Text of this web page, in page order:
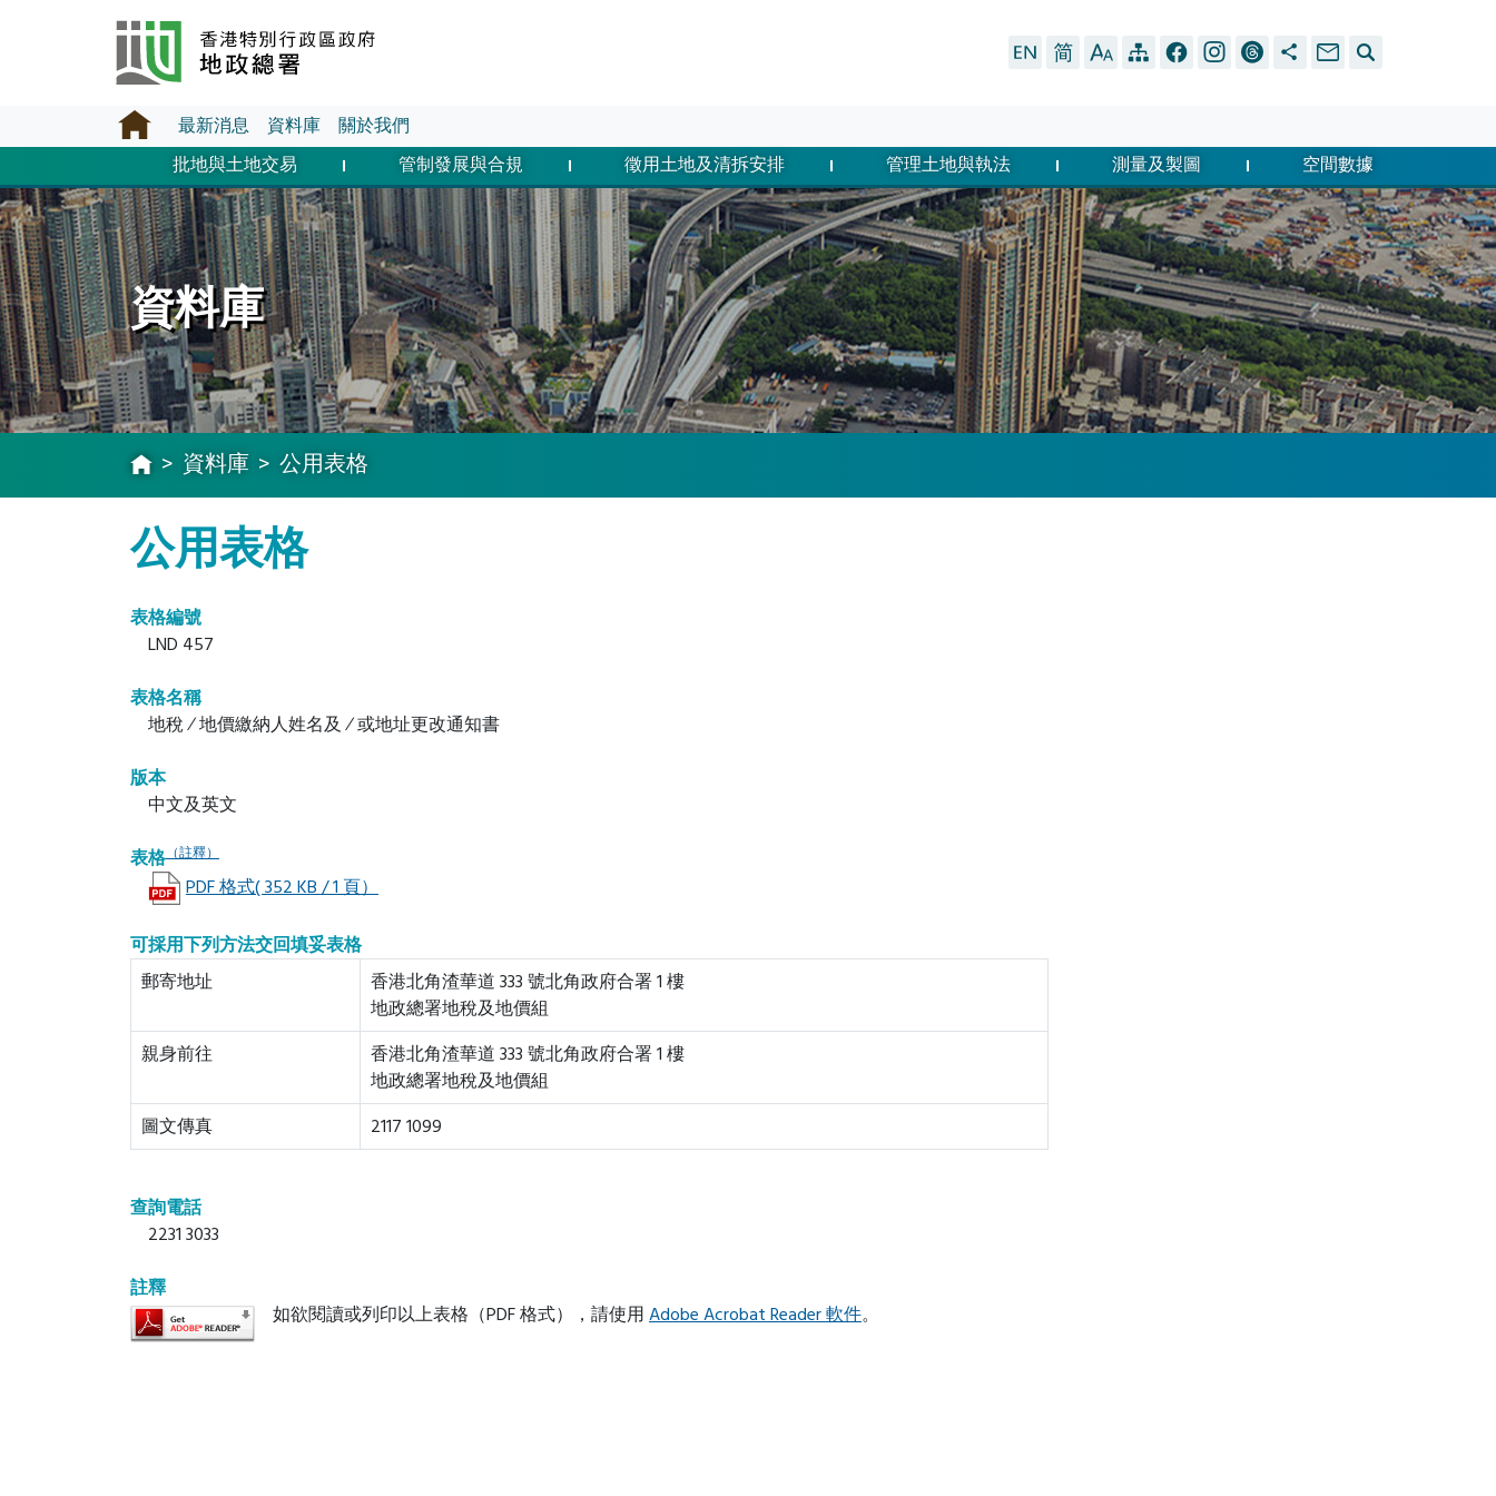
最新消息 資料庫
關於我們
批地與土地交易
管制發展與合規 徵用土地及清拆安排 管理土地與執法 測量及製圖 空間數據
資料庫
資料庫 公用表格
公用表格
表格編號
LND 457
表格名稱
地稅 ∕ 地價繳納人姓名及 ∕ 或地址更改通知書
版本
中文及英文
表格 （註釋）
PDF 格式( 352 KB / 1 頁）
可採用下列方法交回填妥表格
郵寄地址
香港北角渣華道 333 號北角政府合署 1 樓
地政總署地稅及地價組
親身前往
香港北角渣華道 333 號北角政府合署 1 樓
地政總署地稅及地價組
圖文傳真
2117 1099
查詢電話
2231 3033
註釋
如欲閱讀或列印以上表格（PDF 格式），請使用 Adobe Acrobat Reader 軟件。